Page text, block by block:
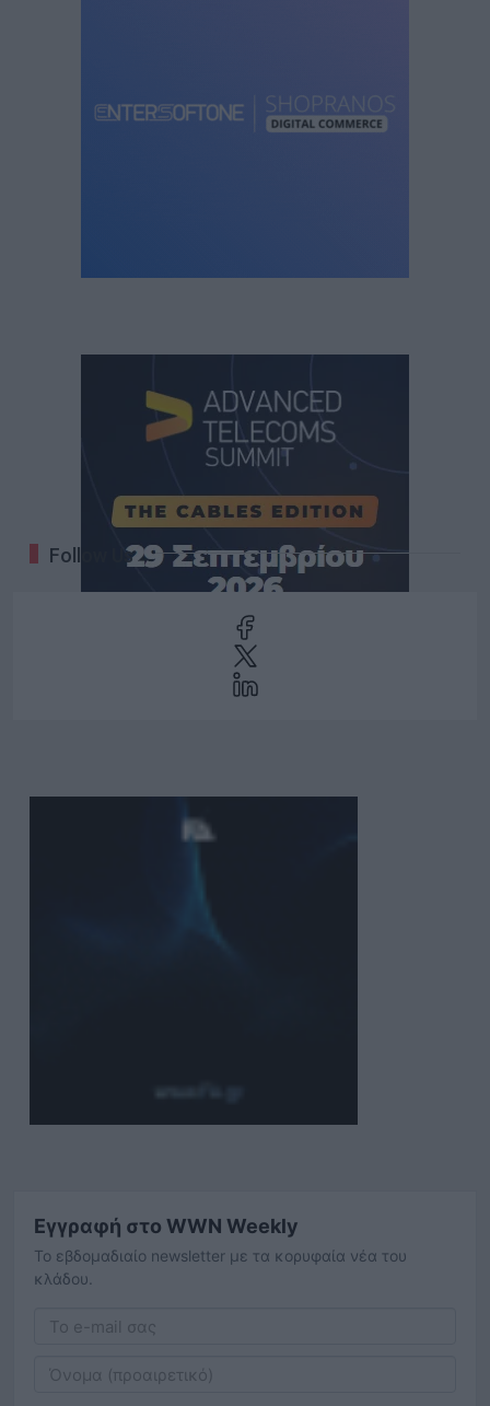
Follow Us
Εγγραφή στο WWN Weekly
Το εβδομαδιαίο newsletter με τα κορυφαία νέα του
κλάδου.